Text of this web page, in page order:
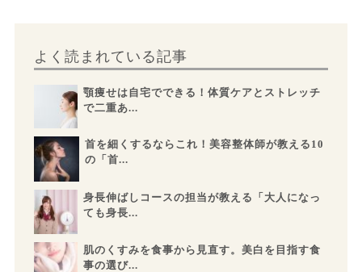
よく読まれている記事
顎痩せは自宅でできる！体質ケアとストレッチ
で二重あ...
首を細くするならこれ！美容整体師が教える10
の「首...
身長伸ばしコースの担当が教える「大人になっ
ても身長...
肌のくすみを食事から見直す。美白を目指す食
事の選び...